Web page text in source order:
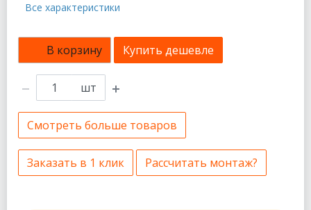
Все характеристики
В корзину Купить дешевле
шт
Смотреть больше товаров
Заказать в 1 клик Рассчитать монтаж?